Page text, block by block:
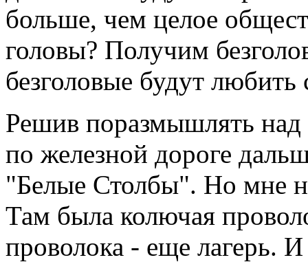
больше, чем целое
головы? Получим
безголовые будут
Решив поразмышлять над
по железной дороге
"Белые Столбы". Но мне
Там была колючая
проволока - еще лагерь.